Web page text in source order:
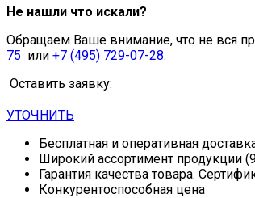
Не нашли что искали?
Обращаем Ваше внимание, что не вся
75 или +7 (495) 729-07-28.
Оставить заявку:
УТОЧНИТЬ
Бесплатная и оперативная
Широкий ассортимент продукции
Гарантия качества товара.
Конкурентоспособная цена